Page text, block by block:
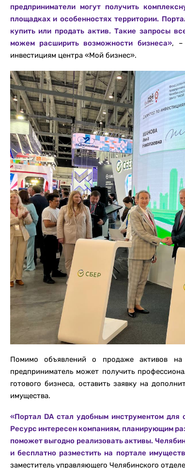
предприниматели могут получить
площадках и особенностях территории.
купить или продать актив. Такие запросы
можем расширить возможности бизнеса», –
инвестициям центра «Мой бизнес».
Помимо объявлений о продаже активов на
предприниматель может получить
готового бизнеса, оставить заявку на
имущества.
«Портал DA стал удобным инструментом
Ресурс интересен компаниям, планирующим
поможет выгодно реализовать активы.
и бесплатно разместить на портале
заместитель управляющего Челябинского